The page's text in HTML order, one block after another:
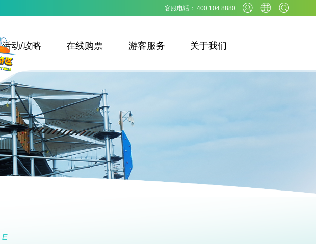
客服电话： 400 104 8880
活动/攻略 在线购票 游客服务 关于我们